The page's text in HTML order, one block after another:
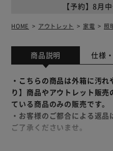
【予約】8月
HOME アウトレット 家電 照
商品説明 仕様
・こちらの商品は外箱に汚
り】商品やアウトレット販
ている商品のみの販売です。
・お客様のご都合による返
ご了承くださいませ。